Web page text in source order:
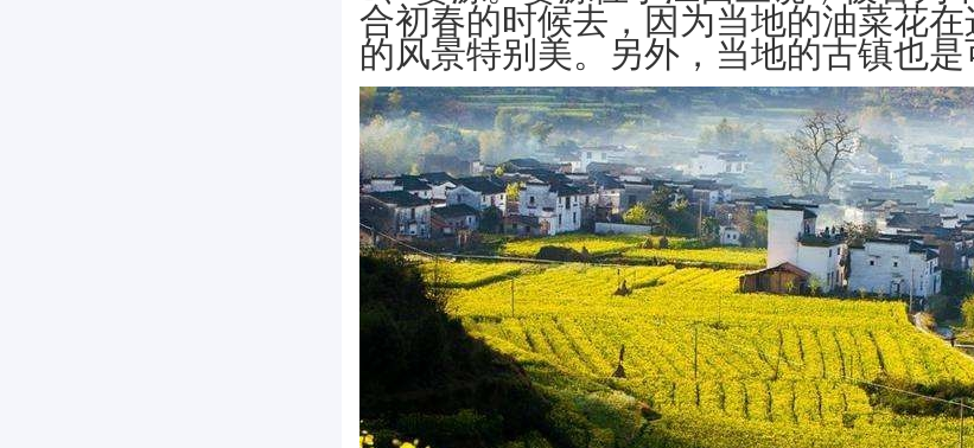
合初春的时候去，因为当地的油菜花
的风景特别美。另外，当地的古镇也是